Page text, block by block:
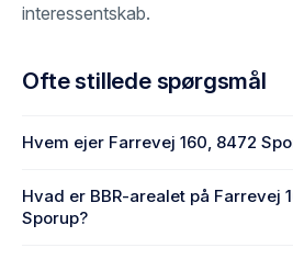
interessentskab.
Ofte stillede spørgsmål
Hvem ejer Farrevej 160, 8472
Sporup.
Hvad er BBR-arealet på Farrevej
Sporup?